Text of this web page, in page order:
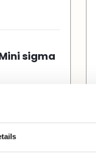
sigma